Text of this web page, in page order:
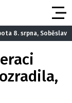
8. srpna, Soběslav